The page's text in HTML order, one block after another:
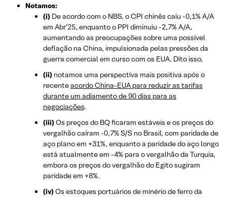
Notamos:
(i) De acordo com o NBS, o CPI chinês caiu -0,1% A/A
em Abr’25, enquanto o PPI diminuiu -2,7% A/A,
aumentando as preocupações sobre uma possível
deflação na China, impulsionada pelas pressões da
guerra comercial em curso com os EUA. Dito isso,
(ii) notamos uma perspectiva mais positiva após o
recenteacordo China-EUA para reduzir as tarifas
durante um adiamento de 90 dias para as
negociações.
(iii)Os preços do BQ ficaram estáveis e os preços do
vergalhão caíram -0,7% S/S no Brasil, com paridade de
aço plano em +31%, enquanto a paridade do aço longo
está atualmente em -4% para o vergalhão da Turquia,
embora os preços do vergalhão do Egito sugiram
paridade em +8%.
(iv)Os estoques portuários de minério de ferro da